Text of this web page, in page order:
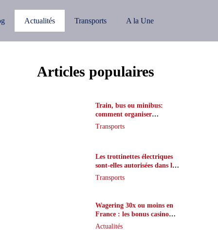
Actualités Transports A la Une
Articles populaires
Train, bus ou minibus:
comment organiser
l’itinéraire en France
Transports
Les trottinettes électriques
sont-elles autorisées dans le
métro ?
Transports
Wagering 30x ou moins en
France : les bonus casino
que peu de joueurs
Actualités